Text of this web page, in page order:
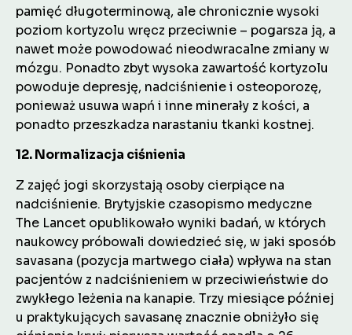
pamięć długoterminową, ale chronicznie wysoki
poziom kortyzolu wręcz przeciwnie – pogarsza ją, a
nawet może powodować nieodwracalne zmiany w
mózgu. Ponadto zbyt wysoka zawartość kortyzolu
powoduje depresję, nadciśnienie i osteoporozę,
ponieważ usuwa wapń i inne minerały z kości, a
ponadto przeszkadza narastaniu tkanki kostnej.
12. Normalizacja ciśnienia
Z zajęć jogi skorzystają osoby cierpiące na
nadciśnienie. Brytyjskie czasopismo medyczne
The Lancet opublikowało wyniki badań, w których
naukowcy próbowali dowiedzieć się, w jaki sposób
savasana (pozycja martwego ciała) wpływa na stan
pacjentów z nadciśnieniem w przeciwieństwie do
zwykłego leżenia na kanapie. Trzy miesiące później
u praktykujących savasanę znacznie obniżyło się